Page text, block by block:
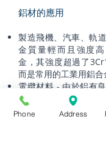
鋁材的應用
製造飛機、汽車、軌
金質量輕而且強度
金，其強度超過了
而是常用的工業用鋁合
電纜材料 - 由於鋁有
性，可用作超高電壓
具有更優良的性能。
Phone Address